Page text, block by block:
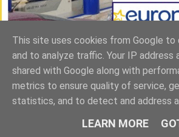
ΣΠΥΡΑΚΗΣ ΠΑΝΑΓΙΩΤΗΣ &
This site uses cookies from Google to
and to analyze traffic. Your IP address
shared with Google along with
metrics to ensure quality of service,
statistics, and to detect and address
LEARN MORE